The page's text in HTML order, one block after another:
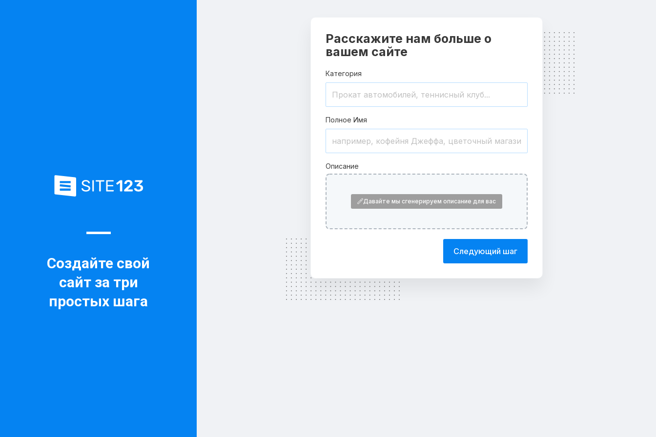
Создайте свой
сайт за три
простых шага
Расскажите нам больше о
вашем сайте
Категория
Полное Имя
Описание
Давайте мы сгенерируем описание для вас
Следующий шаг